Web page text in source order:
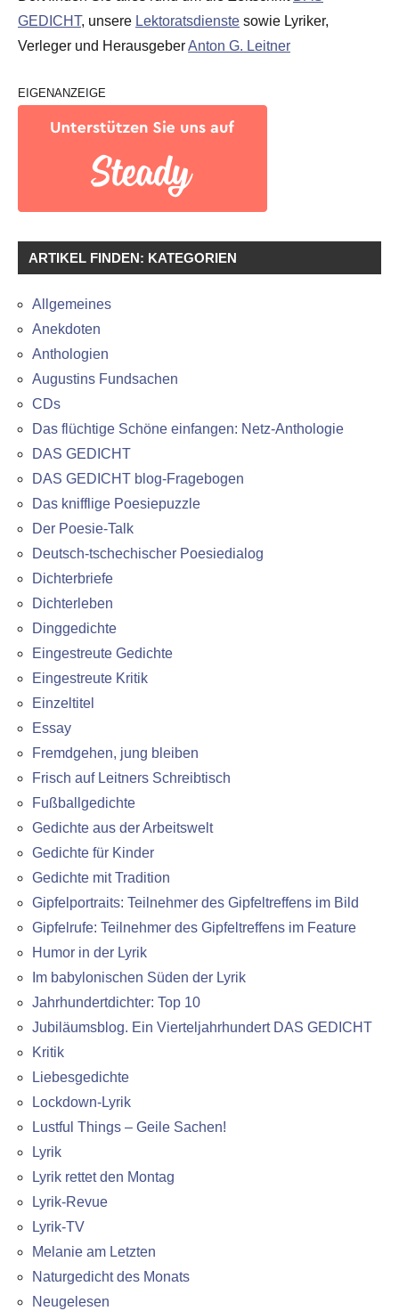
GEDICHT, unsere Lektoratsdienste sowie Lyriker,
Verleger und HerausgeberAnton G. Leitner
EIGENANZEIGE
ARTIKEL FINDEN: KATEGORIEN
Allgemeines
Anekdoten
Anthologien
Augustins Fundsachen
CDs
Das flüchtige Schöne einfangen: Netz-Anthologie
DAS GEDICHT
DAS GEDICHT blog-Fragebogen
Das knifflige Poesiepuzzle
Der Poesie-Talk
Deutsch-tschechischer Poesiedialog
Dichterbriefe
Dichterleben
Dinggedichte
Eingestreute Gedichte
Eingestreute Kritik
Einzeltitel
Essay
Fremdgehen, jung bleiben
Frisch auf Leitners Schreibtisch
Fußballgedichte
Gedichte aus der Arbeitswelt
Gedichte für Kinder
Gedichte mit Tradition
Gipfelportraits: Teilnehmer des Gipfeltreffens im Bild
Gipfelrufe: Teilnehmer des Gipfeltreffens im Feature
Humor in der Lyrik
Im babylonischen Süden der Lyrik
Jahrhundertdichter: Top 10
Jubiläumsblog. Ein Vierteljahrhundert DAS GEDICHT
Kritik
Liebesgedichte
Lockdown-Lyrik
Lustful Things – Geile Sachen!
Lyrik
Lyrik rettet den Montag
Lyrik-Revue
Lyrik-TV
Melanie am Letzten
Naturgedicht des Monats
Neugelesen